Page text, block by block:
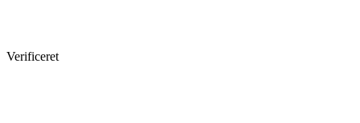
Verificeret